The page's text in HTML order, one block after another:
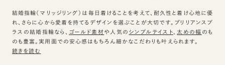
結婚指輪（マリッジリング）は毎日着けることを考えて、耐久性と着け心地に優
れ、さらに心から愛着を持てるデザインを選ぶことが大切です。ブリリアンスプ
ラスの結婚指輪なら、 ゴールド素材や人気の シンプルテイスト、 太めの幅 のも
のも豊富。実用面での安心感はもちろん細かなこだわりも叶えられます。
続きを読む